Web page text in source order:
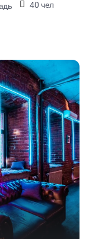
40 чел